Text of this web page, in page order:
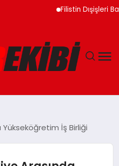
Filistin Dışişleri Bakanı
İş Birliği